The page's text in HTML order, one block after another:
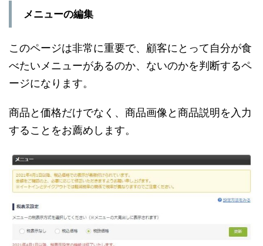
メニューの編集
このページは非常に重要で、顧客にとって自分が食
べたいメニューがあるのか、ないのかを判断するペ
ージになります。
商品と価格だけでなく、商品画像と商品説明を入力
することをお薦めします。